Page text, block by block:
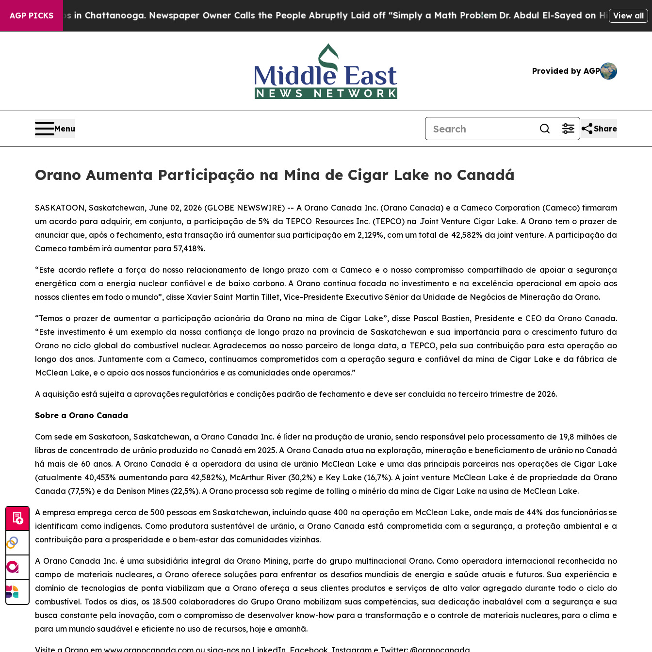
AGP PICKS
Chaos in Chattanooga. Newspaper Owner Calls the People Abruptly Laid off “Simply a Math Problem Dr. Abdul El-Sayed on Historic Michigan
View all
Provided by AGP
Menu Share
Orano Aumenta Participação na Mina de Cigar Lake no Canadá
SASKATOON, Saskatchewan, June 02, 2026 (GLOBE NEWSWIRE) -- A Orano Canada Inc. (Orano Canada) e a Cameco Corporation (Cameco) firmaram
um acordo para adquirir, em conjunto, a participação de 5% da TEPCO Resources Inc. (TEPCO) na Joint Venture Cigar Lake. A Orano tem o prazer de
anunciar que, após o fechamento, esta transação irá aumentar sua participação em 2,129%, com um total de 42,582% da joint venture. A participação da
Cameco também irá aumentar para 57,418%.
“Este acordo reflete a força do nosso relacionamento de longo prazo com a Cameco e o nosso compromisso compartilhado de apoiar a segurança
energética com a energia nuclear confiável e de baixo carbono. A Orano continua focada no investimento e na excelência operacional em apoio aos
nossos clientes em todo o mundo”, disse Xavier Saint Martin Tillet, Vice-Presidente Executivo Sênior da Unidade de Negócios de Mineração da Orano.
“Temos o prazer de aumentar a participação acionária da Orano na mina de Cigar Lake”, disse Pascal Bastien, Presidente e CEO da Orano Canada.
“Este investimento é um exemplo da nossa confiança de longo prazo na província de Saskatchewan e sua importância para o crescimento futuro da
Orano no ciclo global do combustível nuclear. Agradecemos ao nosso parceiro de longa data, a TEPCO, pela sua contribuição para esta operação ao
longo dos anos. Juntamente com a Cameco, continuamos comprometidos com a operação segura e confiável da mina de Cigar Lake e da fábrica de
McClean Lake, e o apoio aos nossos funcionários e as comunidades onde operamos.”
A aquisição está sujeita a aprovações regulatórias e condições padrão de fechamento e deve ser concluída no terceiro trimestre de 2026.
Sobre a Orano Canada
Com sede em Saskatoon, Saskatchewan, a Orano Canada Inc. é líder na produção de urânio, sendo responsável pelo processamento de 19,8 milhões de
libras de concentrado de urânio produzido no Canadá em 2025. A Orano Canada atua na exploração, mineração e beneficiamento de urânio no Canadá
há mais de 60 anos. A Orano Canada é a operadora da usina de urânio McClean Lake e uma das principais parceiras nas operações de Cigar Lake
(atualmente 40,453% aumentando para 42,582%), McArthur River (30,2%) e Key Lake (16,7%). A joint venture McClean Lake é de propriedade da Orano
Canada (77,5%) e da Denison Mines (22,5%). A Orano processa sob regime de tolling o minério da mina de Cigar Lake na usina de McClean Lake.
A empresa emprega cerca de 500 pessoas em Saskatchewan, incluindo quase 400 na operação em McClean Lake, onde mais de 44% dos funcionários se
identificam como indígenas. Como produtora sustentável de urânio, a Orano Canada está comprometida com a segurança, a proteção ambiental e a
contribuição para a prosperidade e o bem-estar das comunidades vizinhas.
A Orano Canada Inc. é uma subsidiária integral da Orano Mining, parte do grupo multinacional Orano. Como operadora internacional reconhecida no
campo de materiais nucleares, a Orano oferece soluções para enfrentar os desafios mundiais de energia e saúde atuais e futuros. Sua experiência e
domínio de tecnologias de ponta viabilizam que a Orano ofereça a seus clientes produtos e serviços de alto valor agregado durante todo o ciclo do
combustível. Todos os dias, os 18.500 colaboradores do Grupo Orano mobilizam suas competências, sua dedicação inabalável com a segurança e sua
busca constante pela inovação, com o compromisso de desenvolver know-how para a transformação e o controle de materiais nucleares, para o clima e
para um mundo saudável e eficiente no uso de recursos, hoje e amanhã.
Visite a Orano em www.oranocanada.com ou siga-nos no LinkedIn, Facebook, Instagram e Twitter: @oranocanada